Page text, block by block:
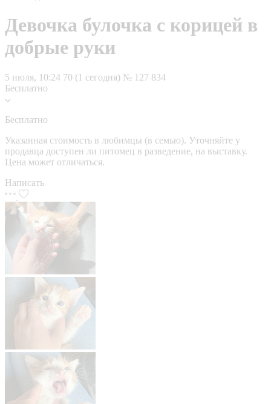
Девочка булочка с корицей в
добрые руки
5 июля, 10:24 70 (1 сегодня) № 127 834
Бесплатно
Бесплатно
Указанная стоимость в любимцы (в семью). Уточняйте у
продавца доступен ли питомец в разведение, на выставку.
Цена может отличаться.
Написать